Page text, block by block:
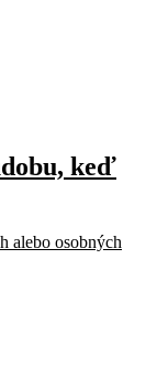
keď
alebo osobných